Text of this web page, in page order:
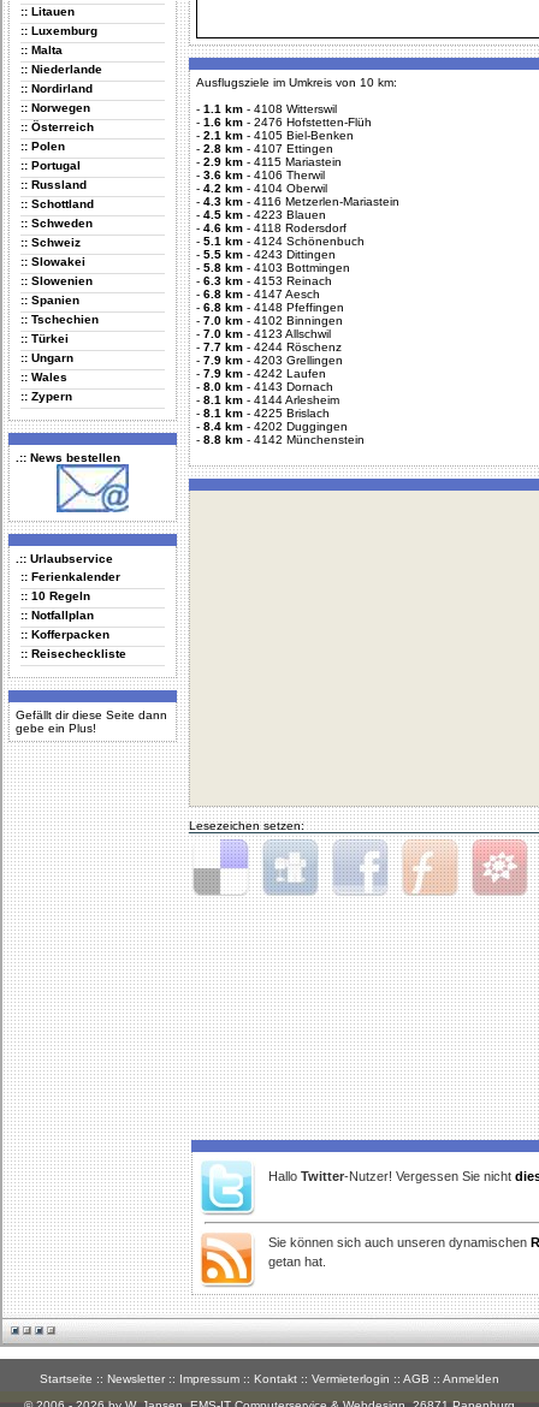
:: Litauen
:: Luxemburg
:: Malta
:: Niederlande
:: Nordirland
:: Norwegen
:: Österreich
:: Polen
:: Portugal
:: Russland
:: Schottland
:: Schweden
:: Schweiz
:: Slowakei
:: Slowenien
:: Spanien
:: Tschechien
:: Türkei
:: Ungarn
:: Wales
:: Zypern
.:: News bestellen
.:: Urlaubservice
:: Ferienkalender
:: 10 Regeln
:: Notfallplan
:: Kofferpacken
:: Reisecheckliste
Gefällt dir diese Seite dann
gebe ein Plus!
Ausflugsziele im Umkreis von 10 km:
- 1.1 km - 4108 Witterswil
- 1.6 km - 2476 Hofstetten-Flüh
- 2.1 km - 4105 Biel-Benken
- 2.8 km - 4107 Ettingen
- 2.9 km - 4115 Mariastein
- 3.6 km - 4106 Therwil
- 4.2 km - 4104 Oberwil
- 4.3 km - 4116 Metzerlen-Mariastein
- 4.5 km - 4223 Blauen
- 4.6 km - 4118 Rodersdorf
- 5.1 km - 4124 Schönenbuch
- 5.5 km - 4243 Dittingen
- 5.8 km - 4103 Bottmingen
- 6.3 km - 4153 Reinach
- 6.8 km - 4147 Aesch
- 6.8 km - 4148 Pfeffingen
- 7.0 km - 4102 Binningen
- 7.0 km - 4123 Allschwil
- 7.7 km - 4244 Röschenz
- 7.9 km - 4203 Grellingen
- 7.9 km - 4242 Laufen
- 8.0 km - 4143 Dornach
- 8.1 km - 4144 Arlesheim
- 8.1 km - 4225 Brislach
- 8.4 km - 4202 Duggingen
- 8.8 km - 4142 Münchenstein
Lesezeichen setzen:
Delicious Digg Facebook Furl StudiVZ
Hallo Twitter-Nutzer! Vergessen Sie nicht
Sie können sich auch unseren dynamischen
getan hat.
Startseite :: Newsletter :: Impressum :: Kontakt :: Vermieterlogin :: AGB :: Anmelden